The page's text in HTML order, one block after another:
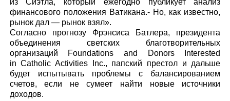
финансового положения Ватикана.- Но, как известно,
рынок дал — рынок взял».
Согласно прогнозу Фрэнсиса Батлера, президента
объединения светских благотворительных
организаций Foundations and Donors Interested
in Catholic Activities Inc., папский престол и дальше
будет испытывать проблемы с балансированием
счетов, если не сумеет найти новые источники
доходов.